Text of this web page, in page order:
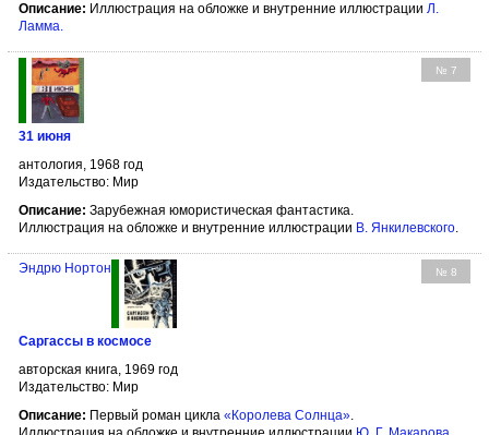
Описание: Иллюстрация на обложке и внутренние иллюстрации Л.
Ламма.
№ 7
31 июня
антология, 1968 год
Издательство: Мир
Описание: Зарубежная юмористическая фантастика.
Иллюстрация на обложке и внутренние иллюстрации В. Янкилевского.
№ 8
Эндрю Нортон
Саргассы в космосе
авторская книга, 1969 год
Издательство: Мир
Описание: Первый роман цикла «Королева Солнца»